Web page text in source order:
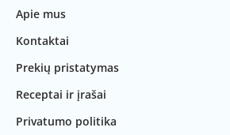
Apie mus
Kontaktai
Prekių pristatymas
Receptai ir įrašai
Privatumo politika